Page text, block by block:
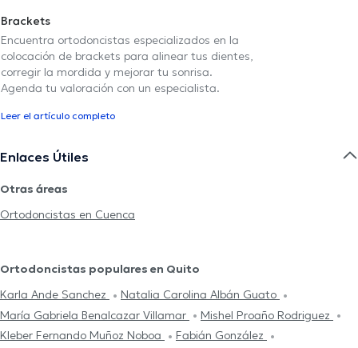
Brackets
Encuentra ortodoncistas especializados en la
colocación de brackets para alinear tus dientes,
corregir la mordida y mejorar tu sonrisa.
Agenda tu valoración con un especialista.
Leer el artículo completo
Enlaces Útiles
Otras áreas
Ortodoncistas en Cuenca
Ortodoncistas populares en Quito
Karla Ande Sanchez
Natalia Carolina Albán Guato
María Gabriela Benalcazar Villamar
Mishel Proaño Rodriguez
Kleber Fernando Muñoz Noboa
Fabián González